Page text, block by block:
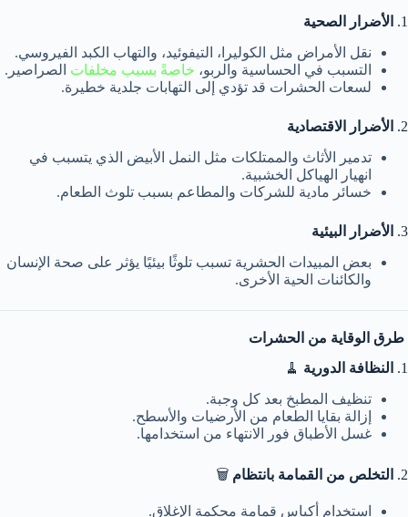
1.
الأضرار الصحية
نقل الأمراض مثل الكوليرا، التيفوئيد، والتهاب الكبد الفيروسي.
التسبب في الحساسية والربو، خاصةً بسبب مخلفات الصراصير.
لسعات الحشرات قد تؤدي إلى التهابات جلدية خطيرة.
2.
الأضرار الاقتصادية
تدمير الأثاث والممتلكات مثل النمل الأبيض الذي يتسبب في
انهيار الهياكل الخشبية.
خسائر مادية للشركات والمطاعم بسبب تلوث الطعام.
3.
الأضرار البيئية
بعض المبيدات الحشرية تسبب تلوثًا بيئيًا يؤثر على صحة الإنسان
والكائنات الحية الأخرى.
طرق الوقاية من الحشرات
1.
النظافة الدورية 🧹
تنظيف المطبخ بعد كل وجبة.
إزالة بقايا الطعام من الأرضيات والأسطح.
غسل الأطباق فور الانتهاء من استخدامها.
2. التخلص من القمامة بانتظام 🗑️
استخدام أكياس قمامة محكمة الإغلاق.